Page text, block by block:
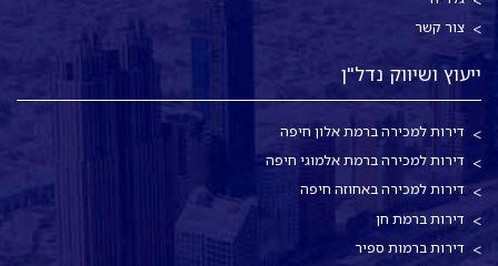
צור קשר
ייעוץ ושיווק נדל"ן
דירות למכירה ברמת אלון חיפה
דירות למכירה ברמת אלמוגי חיפה
דירות למכירה באחוזה חיפה
דירות ברמת חן
דירות ברמות ספיר